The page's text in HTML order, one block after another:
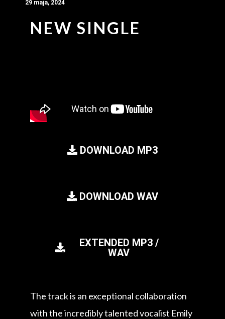
29 maja, 2024
NEW SINGLE
DOWNLOAD MP3
DOWNLOAD WAV
EXTENDED MP3 /
WAV
The track is an exceptional collaboration
with the incredibly talented vocalist Emily